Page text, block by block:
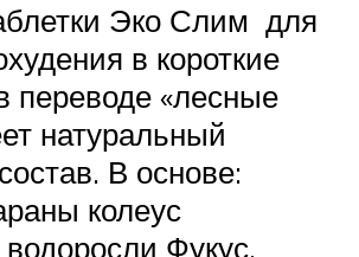
Эко Слим для
в короткие
переводе «лесные
натуральный
В основе:
колеус
Фукус,